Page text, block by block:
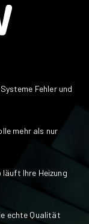
Fehler und
mehr als nur
Ihre Heizung
echte Qualität